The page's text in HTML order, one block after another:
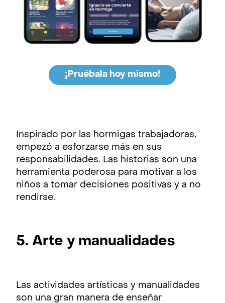
¡Pruébala hoy mismo!
Inspirado por las hormigas trabajadoras,
empezó a esforzarse más en sus
responsabilidades. Las historias son una
herramienta poderosa para motivar a los
niños a tomar decisiones positivas y a no
rendirse.
5. Arte y manualidades
Las actividades artísticas y manualidades
son una gran manera de enseñar